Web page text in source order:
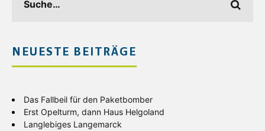
NEUESTE BEITRÄGE
Das Fallbeil für den Paketbomber
Erst Opelturm, dann Haus Helgoland
Langlebiges Langemarck